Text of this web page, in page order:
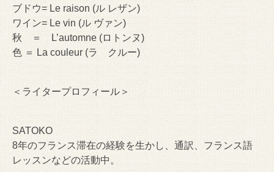
ブドウ= Le raison (ル レザン)
ワイン= Le vin (ル ヴァン)
秋 ＝ L’automne (ロトンヌ)
色 ＝ La couleur (ラ クルー)
＜ライタープロフィール＞
SATOKO
8年のフランス滞在の経験を生かし、通訳、フランス語
レッスンなどの活動中。